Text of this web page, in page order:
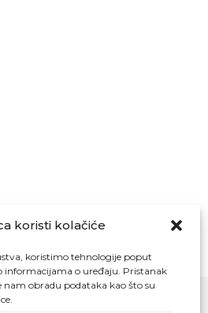
koristi kolačiće
koristimo tehnologije poput
o uređaju. Pristanak
obradu podataka kao što su